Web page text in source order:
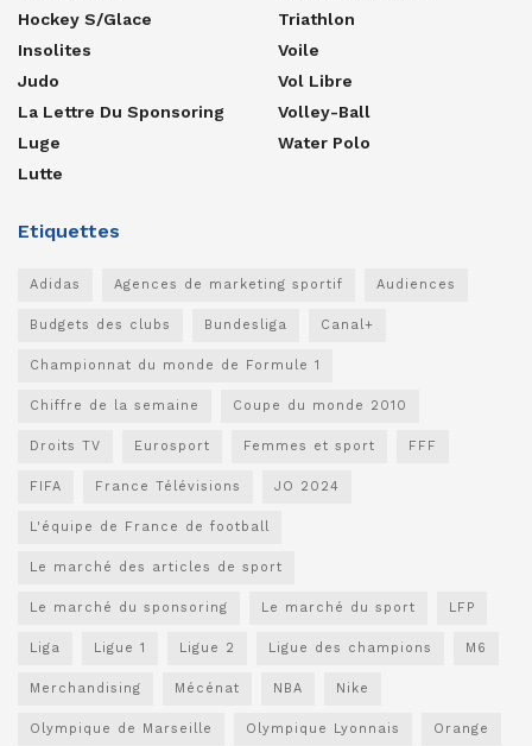
Hockey S/glace
Insolites
Judo
La Lettre Du Sponsoring
Luge
Lutte
Triathlon
Voile
Vol Libre
Volley-Ball
Water Polo
Etiquettes
Adidas Agences de marketing sportif Audiences
Budgets des clubs Bundesliga Canal+
Championnat du monde de Formule 1
Chiffre de la semaine Coupe du monde 2010
Droits TV Eurosport Femmes et sport FFF
FIFA France Télévisions JO 2024
L'équipe de France de football
Le marché des articles de sport
Le marché du sponsoring Le marché du sport LFP
Liga Ligue 1 Ligue 2 Ligue des champions M6
Merchandising Mécénat NBA Nike
Olympique de Marseille Olympique Lyonnais Orange